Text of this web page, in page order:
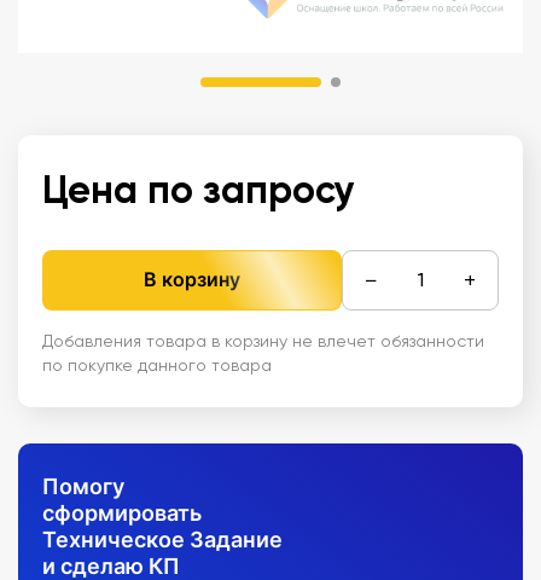
Цена по запросу
В корзину − +
Добавления товара в корзину не влечет обязанности
по покупке данного товара
Помогу
сформировать
Техническое Задание
и сделаю КП